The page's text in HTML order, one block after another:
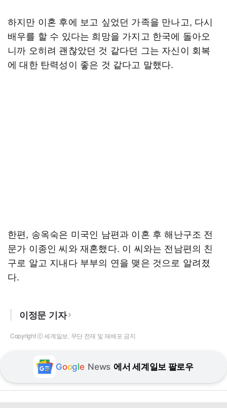
하지만 이혼 후에 보고 싶었던 가족을 만나고, 다시
배우를 할 수 있다는 희망을 가지고 한국에 돌아오
니까 오히려 괜찮았던 것 같다던 그는 자신이 회복
에 대한 탄력성이 좋은 것 같다고 말했다.
한편, 송옥숙은 미국인 남편과 이혼 후 해난구조 전
문가 이종인 씨와 재혼했다. 이 씨와는 전남편의 친
구로 알고 지내다 부부의 연을 맺은 것으로 알려졌
다.
이정문 기자
Copyright ⓒ 세계일보. 무단 전재 및 재배포 금지
Google News 에서 세계일보 팔로우